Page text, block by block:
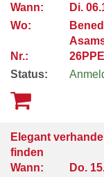
Wann:
Di.
Wo:
Nr.:
Status:
Elegant
finden
Wann:
Do.